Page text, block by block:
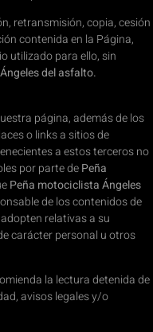
retransmisión, copia, cesión
contenida en la Página,
utilizado para ello, sin
del asfalto.
página, además de los
o links a sitios de
a estos terceros no
por parte dePeña
Peña motociclista Ángeles
de los contenidos de
relativas a su
carácter personal u otros
la lectura detenida de
avisos legales y/o